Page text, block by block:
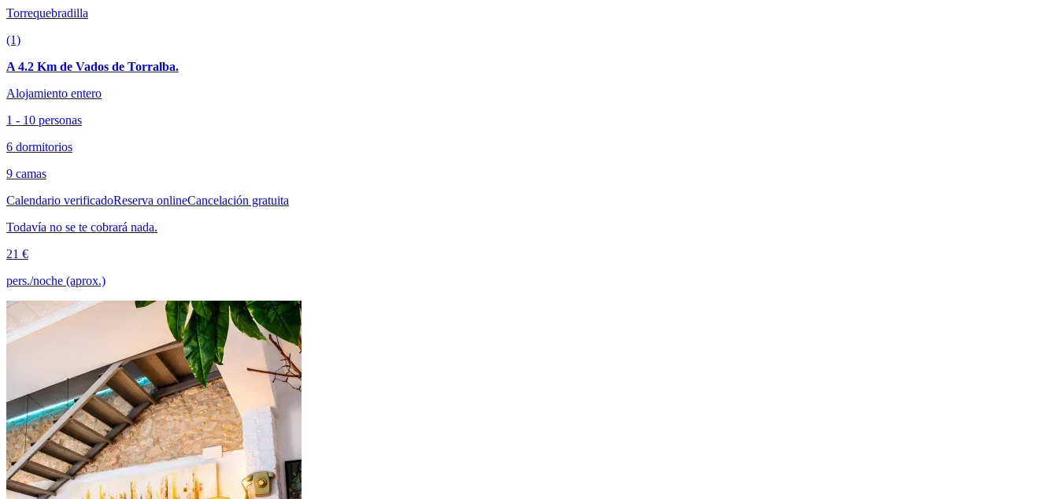
Torrequebradilla
(1)
A 4.2 Km de Vados de Torralba.
Alojamiento entero
1 - 10 personas
6 dormitorios
9 camas
Calendario verificadoReserva onlineCancelación gratuita
Todavía no se te cobrará nada.
21 €
pers./noche (aprox.)